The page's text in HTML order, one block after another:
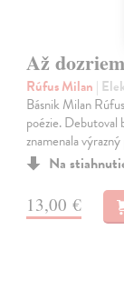
Až
Rúfus Milan |
Básnik Milan
poézie.
znamenala
Na
13,00 €